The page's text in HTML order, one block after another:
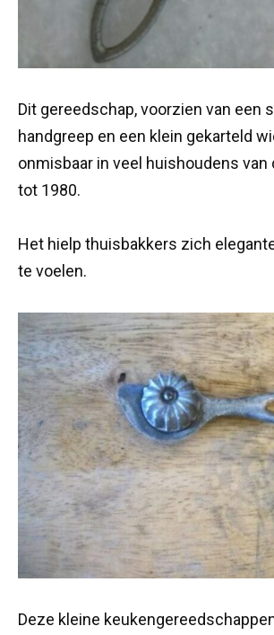
Dit gereedschap, voorzien van een
handgreep en een klein gekarteld
onmisbaar in veel huishoudens van
tot 1980.
Het hielp thuisbakkers zich
te voelen.
Deze kleine